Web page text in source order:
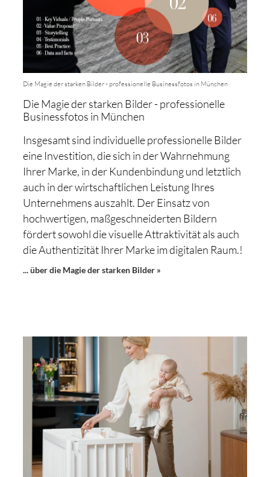
Die Magie der starken Bilder - professionelle Businessfotos in München
Die Magie der starken Bilder - professionelle
Businessfotos in München
Insgesamt sind individuelle professionelle Bilder
eine Investition, die sich in der Wahrnehmung
Ihrer Marke, in der Kundenbindung und letztlich
auch in der wirtschaftlichen Leistung Ihres
Unternehmens auszahlt. Der Einsatz von
hochwertigen, maßgeschneiderten Bildern
fördert sowohl die visuelle Attraktivität als auch
die Authentizität Ihrer Marke im digitalen Raum.!
... über die Magie der starken Bilder »